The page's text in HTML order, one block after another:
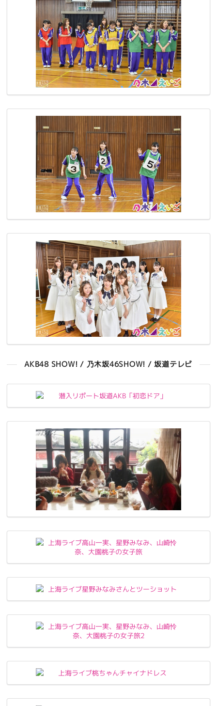
AKB48 SHOW! / 乃木坂46SHOW! / 坂道テレビ